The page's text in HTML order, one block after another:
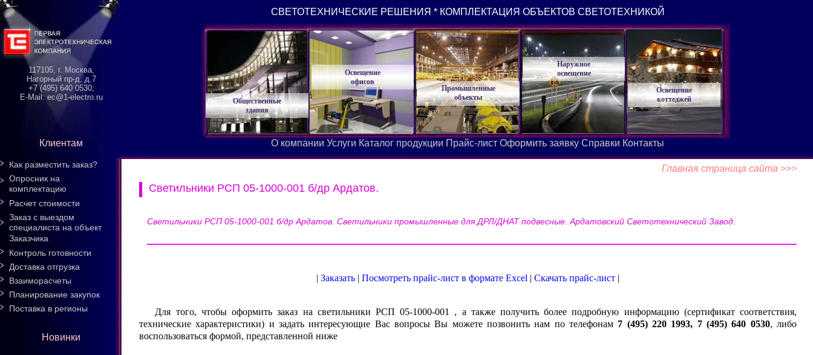
Главная страница сайта >>>
Cветильники РСП 05-1000-001 б/др Ардатов.
Cветильники РСП 05-1000-001 б/др Ардатов. Светильники промышленные для ДРЛ/ДНАТ подвесные. Ардатовский Светотехнический Завод.
| Заказать| Посмотреть прайс-лист в формате Excel | Скачать прайс-лист|
Для того, чтобы оформить заказ на cветильники РСП 05-1000-001 , а также получить более подробную информацию (сертификат соответствия,
технические характеристики) и задать интересующие Вас вопросы Вы можете позвонить нам по телефонам 7 (495) 220 1993, 7 (495) 640 0530, либо
воспользоваться формой, представленной ниже
Как разместить заказ?
Опросник на
комплектацию
Расчет стоимости
Заказ с выездом
специалиста на объект
Заказчика
Контроль готовности
Доставка отгрузка
Взаиморасчеты
Планирование закупок
Поставка в регионы
Новинки
117105, г. Москва,
Нагорный пр-д, д.7
+7 (495) 640 0530;
E-Mail: ec@1-electro.ru
Клиентам
СВЕТОТЕХНИЧЕСКИЕ РЕШЕНИЯ * КОМПЛЕКТАЦИЯ ОБЪЕКТОВ СВЕТОТЕХНИКОЙ
Общественные
здания
Освещение
офисов
Промышленные
объекты
Наружное
освещение
Освещение
коттеджей
О компании Услуги Каталог продукции Прайс-лист Оформить заявку Справки Контакты